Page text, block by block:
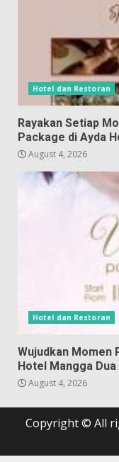
Hotel dan Restoran
Rayakan Setiap
Package di Ayda
August 4, 2026
Hotel dan Restoran
Wujudkan Momen
Hotel Mangga
August 4, 2026
Copyright © All